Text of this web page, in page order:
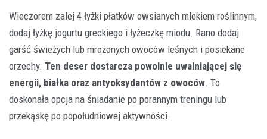
Wieczorem zalej 4 łyżki płatków owsianych mlekiem roślinnym,
dodaj łyżkę jogurtu greckiego i łyżeczkę miodu. Rano dodaj
garść świeżych lub mrożonych owoców leśnych i posiekane
orzechy. Ten deser dostarcza powolnie uwalniającej się
energii, białka oraz antyoksydantów z owoców. To
doskonała opcja na śniadanie po porannym treningu lub
przekąskę po popołudniowej aktywności.